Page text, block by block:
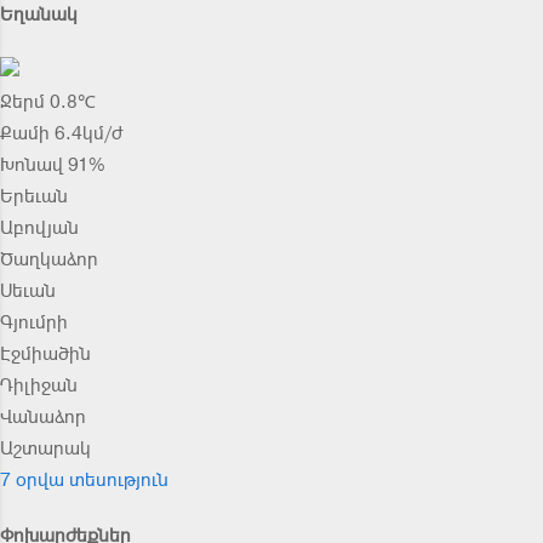
Եղանակ
Ջերմ 0.8℃
Քամի 6.4կմ/ժ
Խոնավ 91%
Երեւան
Աբովյան
Ծաղկաձոր
Սեւան
Գյումրի
Էջմիածին
Դիլիջան
Վանաձոր
Աշտարակ
7 օրվա տեսություն
Փոխարժեքներ